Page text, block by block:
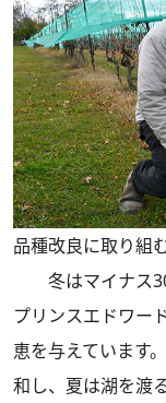
品種改良に取り組
冬はマイナス30
プリンスエドワー
恵を与えています
和し、夏は湖を渡